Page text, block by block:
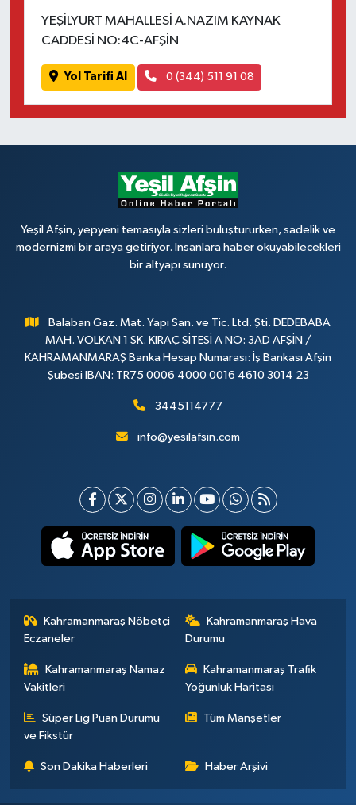
YEŞİLYURT MAHALLESİ A.NAZIM KAYNAK
CADDESİ NO:4C-AFŞİN
Yol Tarifi Al 0 (344) 511 91 08
Yeşil Afşin, yepyeni temasıyla sizleri buluştururken, sadelik ve
modernizmi bir araya getiriyor. İnsanlara haber okuyabilecekleri
bir altyapı sunuyor.
Balaban Gaz. Mat. Yapı San. ve Tic. Ltd. Şti. DEDEBABA
MAH. VOLKAN 1 SK. KIRAÇ SİTESİ A NO: 3AD AFŞİN /
KAHRAMANMARAŞ Banka Hesap Numarası: İş Bankası Afşin
Şubesi IBAN: TR75 0006 4000 0016 4610 3014 23
3445114777
info@yesilafsin.com
Kahramanmaraş Nöbetçi
Eczaneler
Kahramanmaraş Hava
Durumu
Kahramanmaraş Namaz
Vakitleri
Kahramanmaraş Trafik
Yoğunluk Haritası
Süper Lig Puan Durumu
ve Fikstür
Tüm Manşetler
Son Dakika Haberleri Haber Arşivi